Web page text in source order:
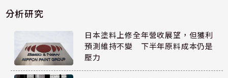
分析研究
日本塗料上修全年營收展望，但獲利
預測維持不變 下半年原料成本仍是
壓力